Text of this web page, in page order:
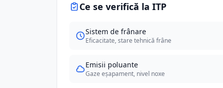
Ce se verifică la ITP
Sistem de frânare
Eficacitate, stare tehnică frâne
Emisii poluante
Gaze eșapament, nivel noxe